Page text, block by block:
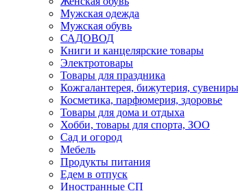
Мужская одежда
Мужская обувь
САДОВОД
Книги и канцелярские товары
Электротовары
Товары для праздника
Кожгалантерея, бижутерия, сувениры
Косметика, парфюмерия, здоровье
Товары для дома и отдыха
Хобби, товары для спорта, ЗОО
Сад и огород
Мебель
Продукты питания
Едем в отпуск
Иностранные СП